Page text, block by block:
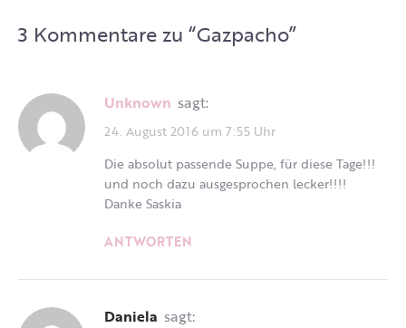
3 Kommentare zu “Gazpacho”
Unknown sagt:
24. August 2016 um 7:55 Uhr
Die absolut passende Suppe, für diese Tage!!!
und noch dazu ausgesprochen lecker!!!!
Danke Saskia
ANTWORTEN
Daniela sagt: